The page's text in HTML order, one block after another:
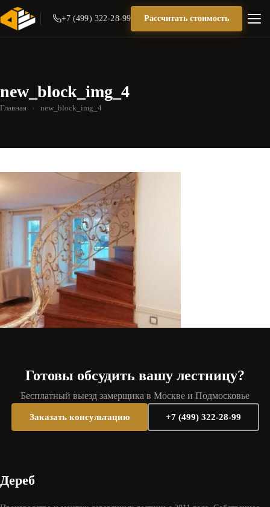
+7 (499) 322-28-99 Рассчитать стоимость
new_block_img_4
Главная › new_block_img_4
Готовы обсудить вашу лестницу?
Бесплатный выезд замерщика в Москве и Подмосковье
Заказать консультацию +7 (499) 322-28-99
Дереб